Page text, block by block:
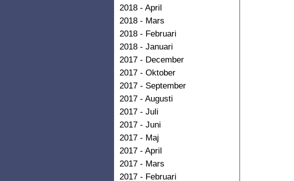
2018 - April
2018 - Mars
2018 - Februari
2018 - Januari
2017 - December
2017 - Oktober
2017 - September
2017 - Augusti
2017 - Juli
2017 - Juni
2017 - Maj
2017 - April
2017 - Mars
2017 - Februari